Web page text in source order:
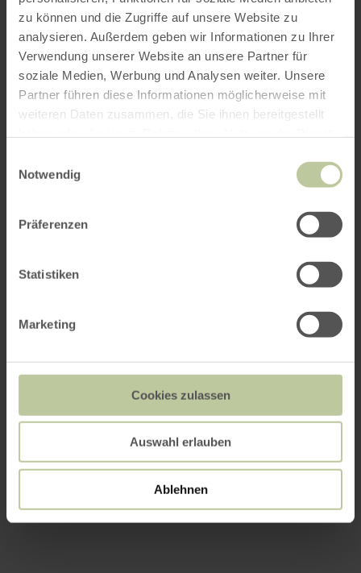
zu können und die Zugriffe auf unsere Website zu
analysieren. Außerdem geben wir Informationen zu Ihrer
Verwendung unserer Website an unsere Partner für
soziale Medien, Werbung und Analysen weiter. Unsere
Partner führen diese Informationen möglicherweise mit
weiteren Daten zusammen, die Sie ihnen bereitgestellt
Notwendig
Präferenzen
Statistiken
Marketing
Cookies zulassen
Auswahl erlauben
Ablehnen